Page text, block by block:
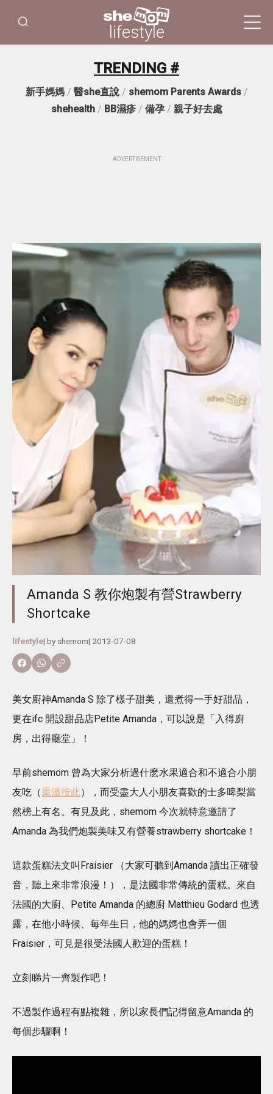
lifestyle
TRENDING #
新手媽媽/ 醫she直說/ shemom Parents Awards/
shehealth/ BB濕疹/ 備孕/ 親子好去處
ADVERTISEMENT
Amanda S 教你炮製有營Strawberry
Shortcake
lifestyle| by shemom| 2013-07-08
美女廚神Amanda S 除了樣子甜美，還煮得一手好甜品，
更在ifc 開設甜品店Petite Amanda，可以說是「入得廚
房，出得廳堂」！
早前shemom 曾為大家分析過什麽水果適合和不適合小朋
友吃（重溫按此），而受盡大人小朋友喜歡的士多啤梨當
然榜上有名。有見及此，shemom 今次就特意邀請了
Amanda 為我們炮製美味又有營養strawberry shortcake！
這款蛋糕法文叫Fraisier （大家可聽到Amanda 讀出正確發
音，聽上來非常浪漫！），是法國非常傳統的蛋糕。來自
法國的大廚、Petite Amanda 的總廚 Matthieu Godard 也透
露，在他小時候、每年生日，他的媽媽也會弄一個
Fraisier，可見是很受法國人歡迎的蛋糕！
立刻睇片一齊製作吧！
不過製作過程有點複雜，所以家長們記得留意Amanda 的
每個步驟啊！